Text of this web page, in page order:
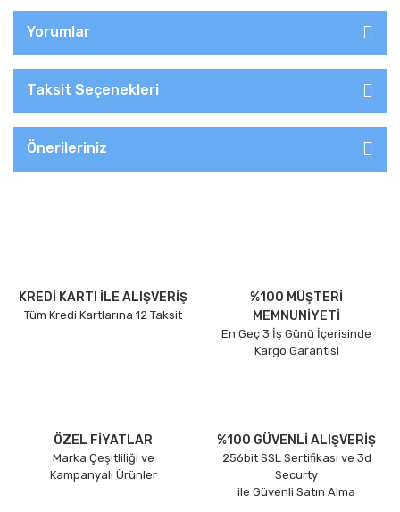
Yorumlar
Taksit Seçenekleri
Önerileriniz
KREDİ KARTI İLE ALIŞVERİŞ
Tüm Kredi Kartlarına 12 Taksit
%100 MÜŞTERİ
MEMNUNİYETİ
En Geç 3 İş Günü İçerisinde
Kargo Garantisi
ÖZEL FİYATLAR
Marka Çeşitliliği ve
Kampanyalı Ürünler
%100 GÜVENLİ ALIŞVERİŞ
256bit SSL Sertifikası ve 3d
Securty
ile Güvenli Satın Alma